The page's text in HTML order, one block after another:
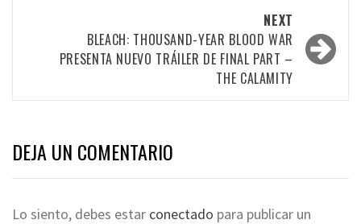
NEXT
BLEACH: THOUSAND-YEAR BLOOD WAR
PRESENTA NUEVO TRÁILER DE FINAL PART –
THE CALAMITY
DEJA UN COMENTARIO
Lo siento, debes estar conectado para publicar un